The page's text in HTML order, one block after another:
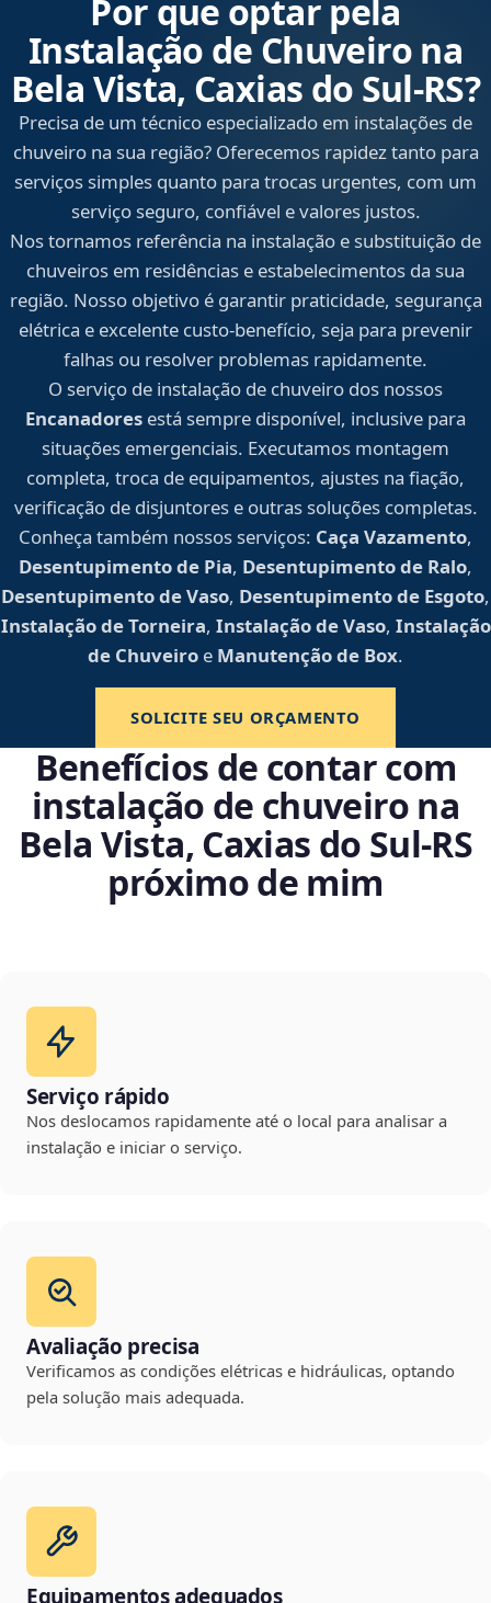
Por que optar pela
Instalação de Chuveiro na
Bela Vista, Caxias do Sul‑RS?
Precisa de um técnico especializado em instalações de
chuveiro na sua região? Oferecemos rapidez tanto para
serviços simples quanto para trocas urgentes, com um
serviço seguro, confiável e valores justos.
Nos tornamos referência na instalação e substituição de
chuveiros em residências e estabelecimentos da sua
região. Nosso objetivo é garantir praticidade, segurança
elétrica e excelente custo-benefício, seja para prevenir
falhas ou resolver problemas rapidamente.
O serviço de instalação de chuveiro dos nossos
Encanadores está sempre disponível, inclusive para
situações emergenciais. Executamos montagem
completa, troca de equipamentos, ajustes na fiação,
verificação de disjuntores e outras soluções completas.
Conheça também nossos serviços: Caça Vazamento,
Desentupimento de Pia, Desentupimento de Ralo,
Desentupimento de Vaso, Desentupimento de Esgoto,
Instalação de Torneira, Instalação de Vaso, Instalação
de Chuveiro e Manutenção de Box.
SOLICITE SEU ORÇAMENTO
Benefícios de contar com
instalação de chuveiro na
Bela Vista, Caxias do Sul‑RS
próximo de mim
Serviço rápido
Nos deslocamos rapidamente até o local para analisar a
instalação e iniciar o serviço.
Avaliação precisa
Verificamos as condições elétricas e hidráulicas, optando
pela solução mais adequada.
Equipamentos adequados